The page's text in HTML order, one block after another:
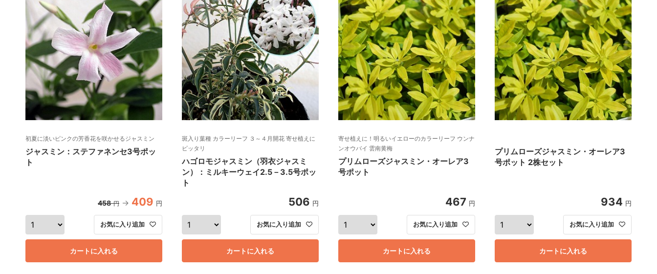
初夏に淡いピンクの芳香花を咲かせるジャスミン
ジャスミン：ステファネンセ3号ポッ
ト
458 円 409 円
お気に入り追加
カートに入れる
斑入り葉種 カラーリーフ ３～４月開花 寄せ植えに
ピッタリ
ハゴロモジャスミン（羽衣ジャスミ
ン）：ミルキーウェイ2.5－3.5号ポッ
ト
506 円
お気に入り追加
カートに入れる
寄せ植えに！明るいイエローのカラーリーフ ウンナ
ンオウバイ 雲南黄梅
プリムローズジャスミン・オーレア3
号ポット
467 円
お気に入り追加
カートに入れる
プリムローズジャスミン・オーレア3
号ポット 2株セット
934 円
お気に入り追加
カートに入れる